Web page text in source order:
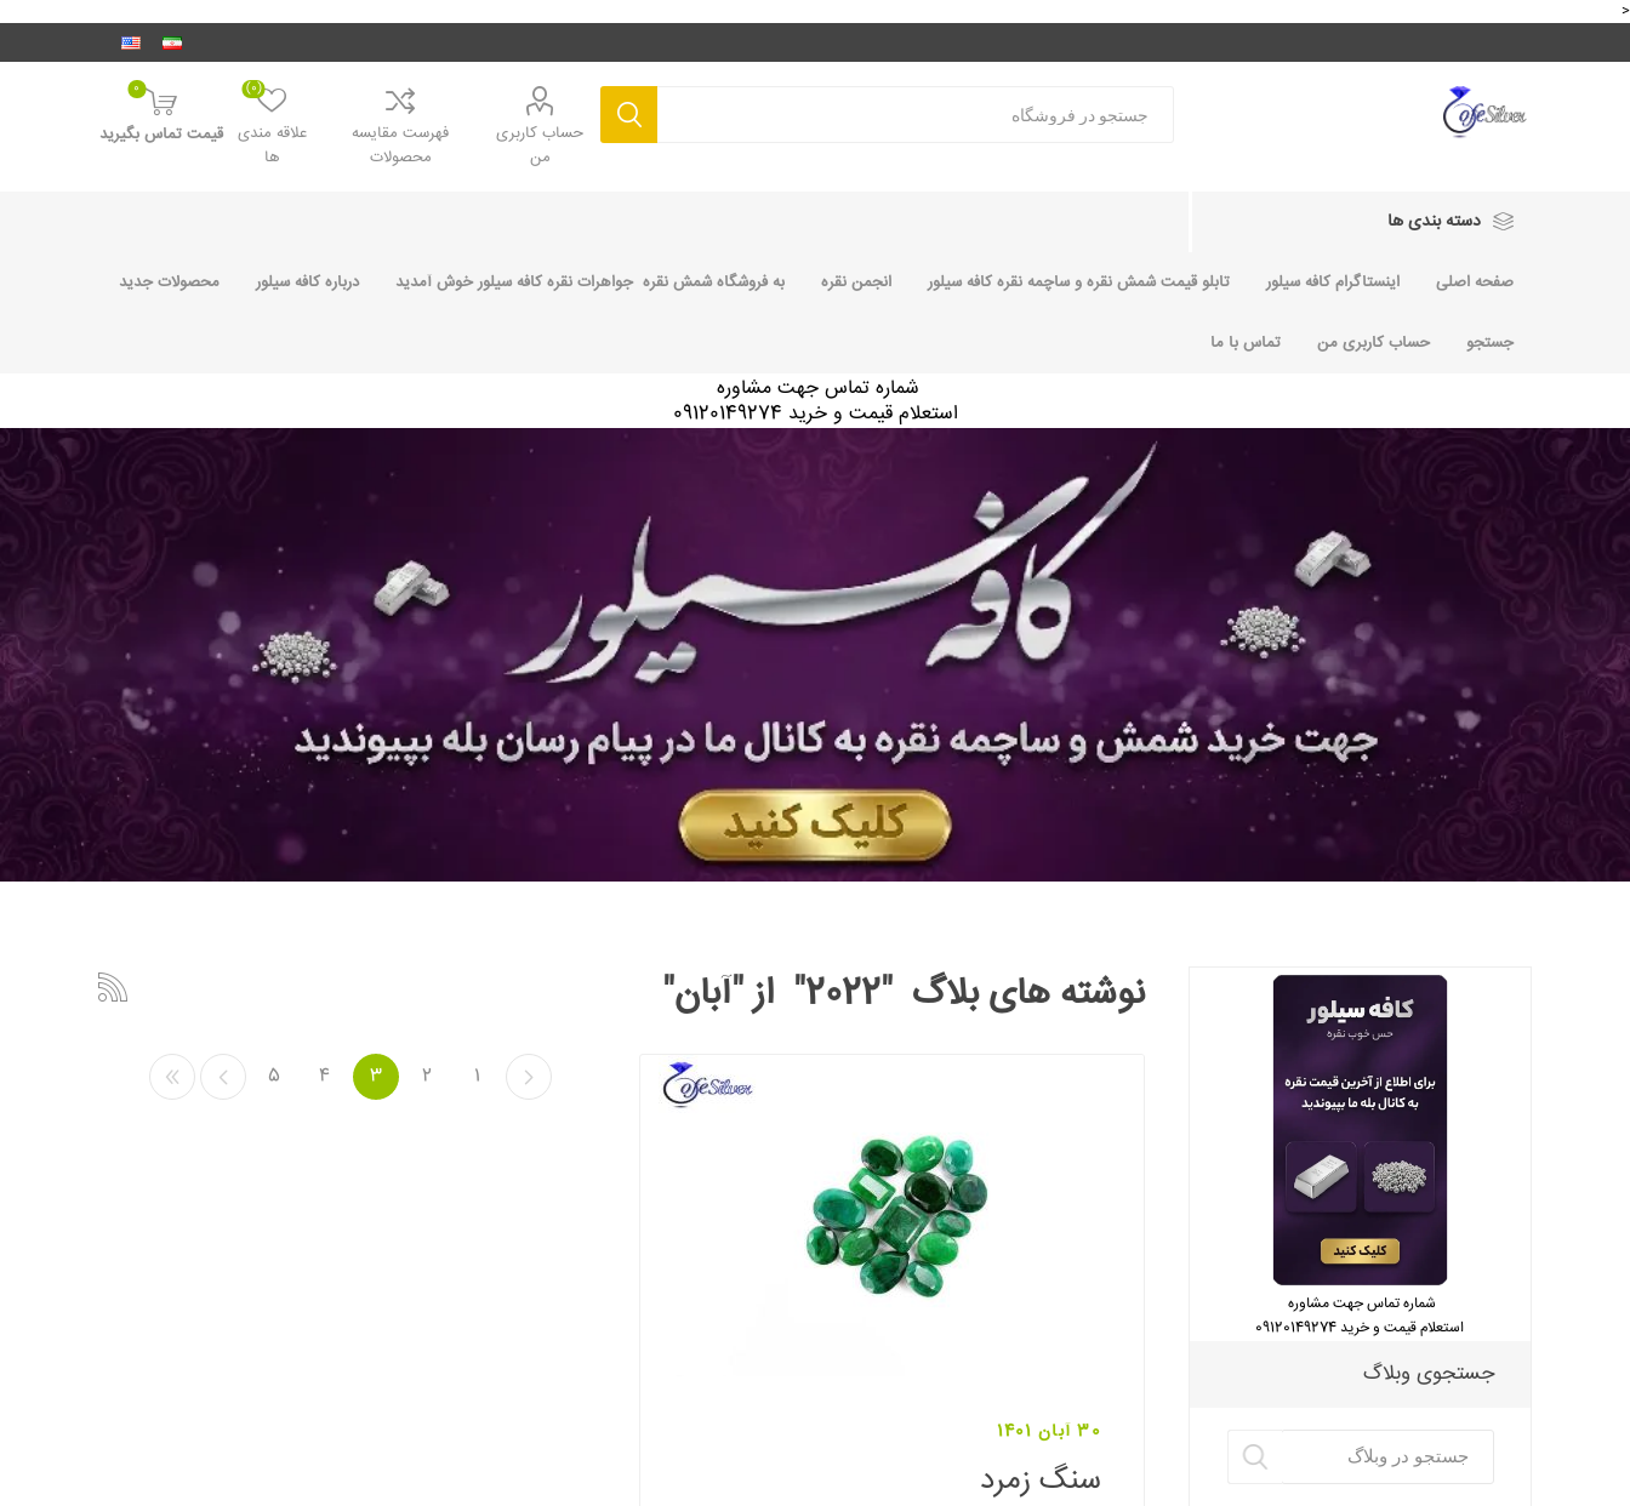
<
حساب کاربری
من
فهرست مقایسه
محصولات
علاقه مندی
ها
(0)
0
قیمت تماس بگیرید
دسته بندی ها
صفحه اصلی اینستاگرام کافه سیلور تابلو قیمت شمش نقره و ساچمه نقره کافه سیلور انجمن نقره به فروشگاه شمش نقره جواهرات نقره کافه سیلور خوش آمدید درباره کافه سیلور محصولات جدید
جستجو حساب کاربری من تماس با ما
شماره تماس جهت مشاوره
استعلام قیمت و خرید 09120149274
نوشته های بلاگ "2022" از "آبان"
30 آبان 1401
سنگ زمرد
1
2
3
4
5
شماره تماس جهت مشاوره
استعلام قیمت و خرید 09120149274
جستجوی وبلاگ